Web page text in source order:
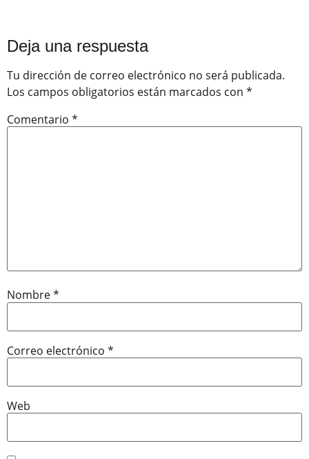
Deja una respuesta
Tu dirección de correo electrónico no será publicada.
Los campos obligatorios están marcados con *
Comentario *
Nombre*
Correo electrónico *
Web